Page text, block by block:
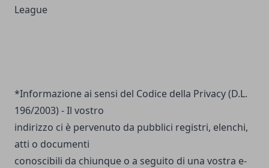
League
*Informazione ai sensi del Codice della Privacy (D.L.
196/2003) - Il vostro
indirizzo ci è pervenuto da pubblici registri, elenchi,
atti o documenti
conoscibili da chiunque o a seguito di una vostra e-